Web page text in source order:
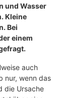
und Wasser
Kleine
Bei
einem
auch
nur, wenn das
die Ursache